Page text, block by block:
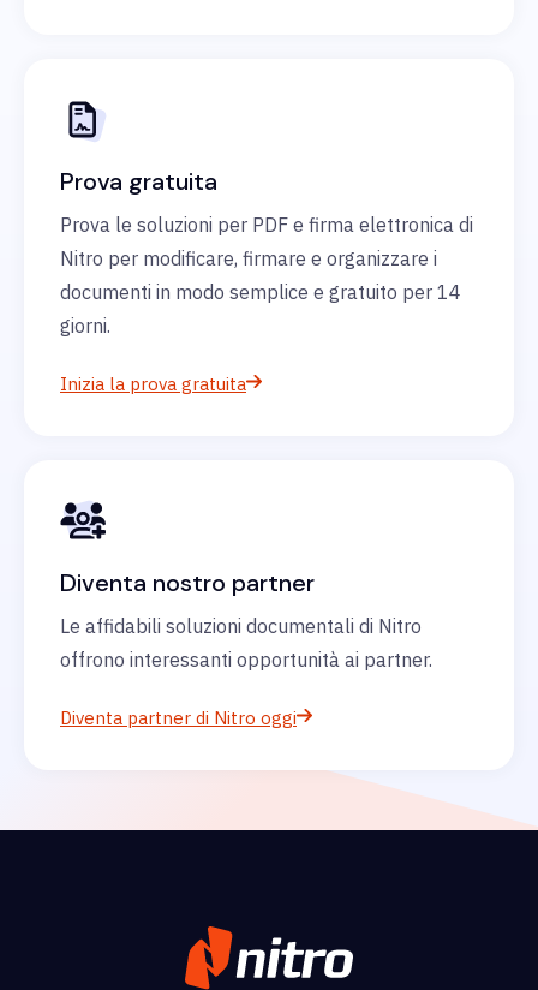
Prova gratuita
Prova le soluzioni per PDF e firma elettronica di
Nitro per modificare, firmare e organizzare i
documenti in modo semplice e gratuito per 14
giorni.
Inizia la prova gratuita
Diventa nostro partner
Le affidabili soluzioni documentali di Nitro
offrono interessanti opportunità ai partner.
Diventa partner di Nitro oggi